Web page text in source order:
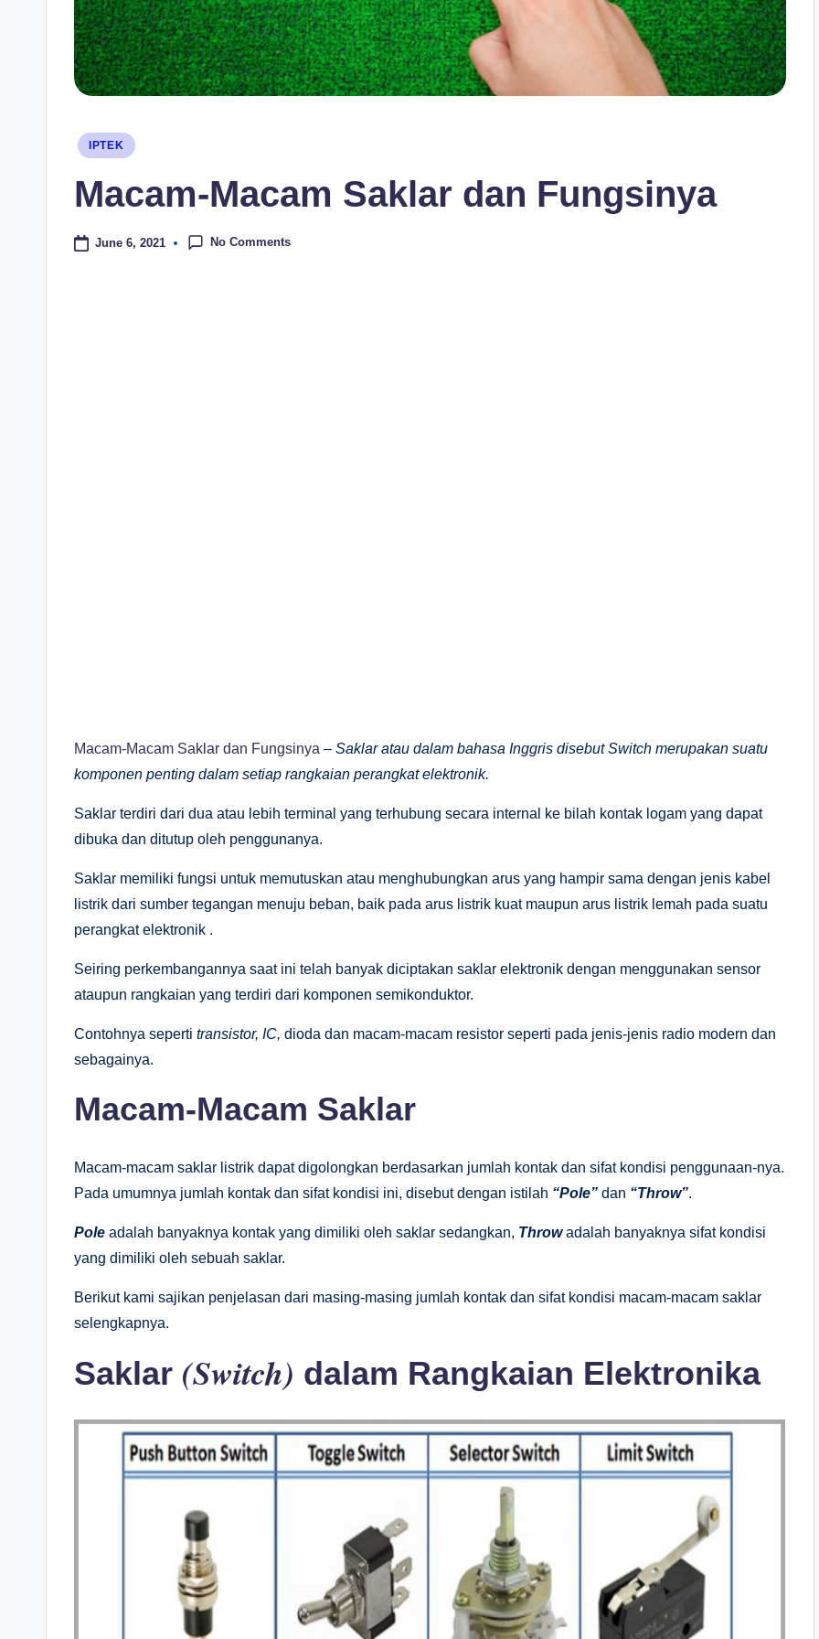
Posted
IPTEK
Macam-Macam Saklar dan Fungsinya
June 6, 2021 No Comments
Macam-Macam Saklar dan Fungsinya – Saklar atau dalam bahasa Inggris disebut Switch merupakan suatu
komponen penting dalam setiap rangkaian perangkat elektronik.
Saklar terdiri dari dua atau lebih terminal yang terhubung secara internal ke bilah kontak logam yang dapat
dibuka dan ditutup oleh penggunanya.
Saklar memiliki fungsi untuk memutuskan atau menghubungkan arus yang hampir sama dengan jenis kabel
listrik dari sumber tegangan menuju beban, baik pada arus listrik kuat maupun arus listrik lemah pada suatu
perangkat elektronik .
Seiring perkembangannya saat ini telah banyak diciptakan saklar elektronik dengan menggunakan sensor
ataupun rangkaian yang terdiri dari komponen semikonduktor.
Contohnya seperti transistor, IC, dioda dan macam-macam resistor seperti pada jenis-jenis radio modern dan
sebagainya.
Macam-Macam Saklar
Macam-macam saklar listrik dapat digolongkan berdasarkan jumlah kontak dan sifat kondisi penggunaan-nya.
Pada umumnya jumlah kontak dan sifat kondisi ini, disebut dengan istilah “Pole” dan “Throw”.
Pole adalah banyaknya kontak yang dimiliki oleh saklar sedangkan, Throwadalah banyaknya sifat kondisi
yang dimiliki oleh sebuah saklar.
Berikut kami sajikan penjelasan dari masing-masing jumlah kontak dan sifat kondisi macam-macam saklar
selengkapnya.
Saklar (Switch) dalam Rangkaian Elektronika